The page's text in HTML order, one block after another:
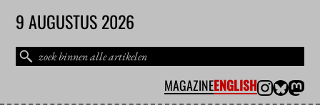
9 AUGUSTUS 2026
MAGAZINEENGLISH